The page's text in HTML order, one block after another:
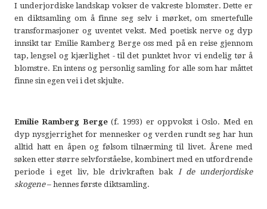
I underjordiske landskap vokser de vakreste blomster. Dette er
en diktsamling om å finne seg selv i mørket, om smertefulle
transformasjoner og uventet vekst. Med poetisk nerve og dyp
innsikt tar Emilie Ramberg Berge oss med på en reise gjennom
tap, lengsel og kjærlighet - til det punktet hvor vi endelig tør å
blomstre. En intens og personlig samling for alle som har måttet
finne sin egen vei i det skjulte.
Emilie Ramberg Berge(f. 1993) er oppvokst i Oslo. Med en
dyp nysgjerrighet for mennesker og verden rundt seg har hun
alltid hatt en åpen og følsom tilnærming til livet. Årene med
søken etter større selvforståelse, kombinert med en utfordrende
periode i eget liv, ble drivkraften bak
I de underjordiske
skogene– hennes første diktsamling.